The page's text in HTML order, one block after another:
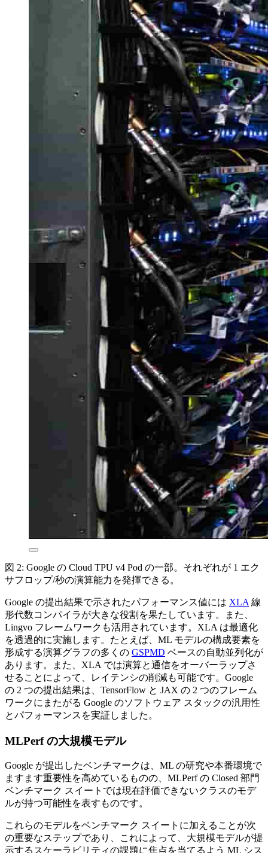
図 2: Google の Cloud TPU v4 Pod の一部。それぞれが 1 エク
サフロップ/秒の演算能力を発揮できる。
Google の提出結果で示されたパフォーマンス値には XLA 線
形代数コンパイラが大きな役割を果たしています。また、
Lingvo フレームワークも活用されています。XLA は最適化
を透過的に実施します。たとえば、ML モデルの構成要素を
形成する演算グラフの多くの GSPMD ベースの自動並列化が
あります。また、XLA では演算と通信をオーバーラップさ
せることによって、レイテンシの削減も可能です。Google
の 2 つの提出結果は、TensorFlow と JAX の 2 つのフレーム
ワークにまたがる Google のソフトウェア スタックの汎用性
とパフォーマンスを実証しました。
MLPerf の大規模モデル
Google が提出したベンチマークは、ML の研究や本番環境で
ますます重要性を高めているものの、MLPerf の Closed 部門
ベンチマーク スイートでは現在評価できないクラスのモデ
ルが持つ可能性を表すものです。
これらのモデルをベンチマーク スイートに加えることが次
の重要なステップであり、これによって、大規模モデルが提
示するスケーラビリティの課題に焦点を当てるよう ML シス